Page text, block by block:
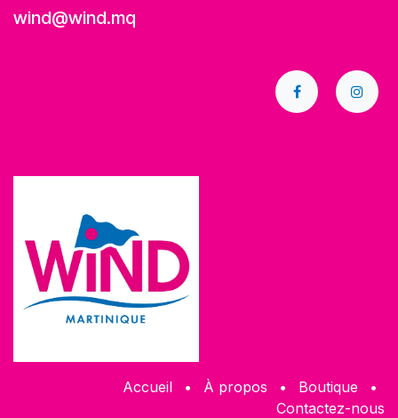
wind@wind.mq
Accueil • À propos • ​Boutique
•
Contactez-nous